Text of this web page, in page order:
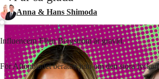
Anna & Hans Shimoda
Influencern Ellen Bergström är gravid.
För Aftonbladet berättar hon om den stora